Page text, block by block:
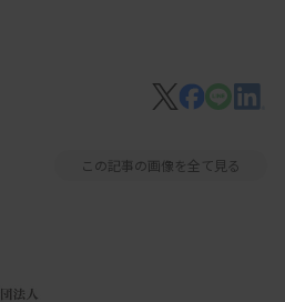
この記事の画像を全て見る